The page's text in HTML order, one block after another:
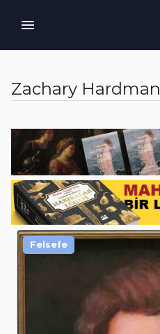
Zachary Hardman
Felsefe